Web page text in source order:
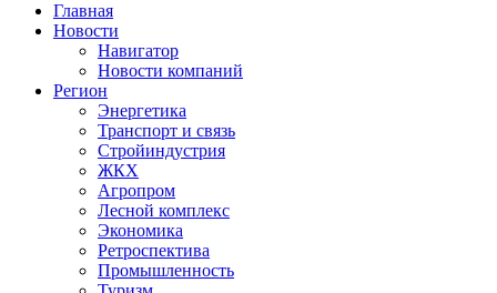
Главная
Новости
Навигатор
Новости компаний
Регион
Энергетика
Транспорт и связь
Стройиндустрия
ЖКХ
Агропром
Лесной комплекс
Экономика
Ретроспектива
Промышленность